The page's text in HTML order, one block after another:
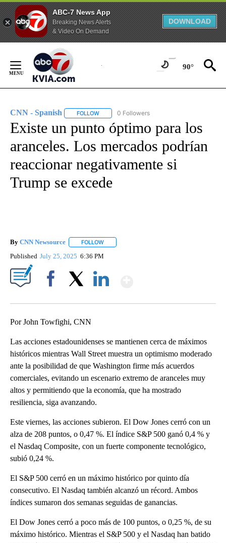
ABC-7 News App
Breaking News Alerts
& Video On Demand
DOWNLOAD
Content
90°
CNN - Spanish FOLLOW FOLLOW "CNN - SPANISH" TO RECEIVE
0 Followers
Existe un punto óptimo para los
aranceles. Los mercados podrían
reaccionar negativamente si
Trump se excede
By CNN Newsource FOLLOW
Published July 25, 2025 6:36 PM
Por John Towfighi, CNN
Las acciones estadounidenses se mantienen cerca de máximos
históricos mientras Wall Street muestra un optimismo moderado
ante la posibilidad de que Washington firme más acuerdos
comerciales, evitando un escenario extremo de aranceles muy
altos y permitiendo que la economía, que ha mostrado
resiliencia, siga avanzando.
Este viernes, las acciones subieron. El Dow Jones cerró con un
alza de 208 puntos, o 0,47 %. El índice S&P 500 ganó 0,4 % y
el Nasdaq Composite, con un fuerte componente tecnológico,
subió 0,24 %.
El S&P 500 cerró en un máximo histórico por quinto día
consecutivo. El Nasdaq también alcanzó un récord. Ambos
índices sumaron dos semanas seguidas de ganancias.
El Dow Jones cerró a poco más de 100 puntos, o 0,25 %, de su
máximo histórico. Mientras el S&P 500 y el Nasdaq han batido